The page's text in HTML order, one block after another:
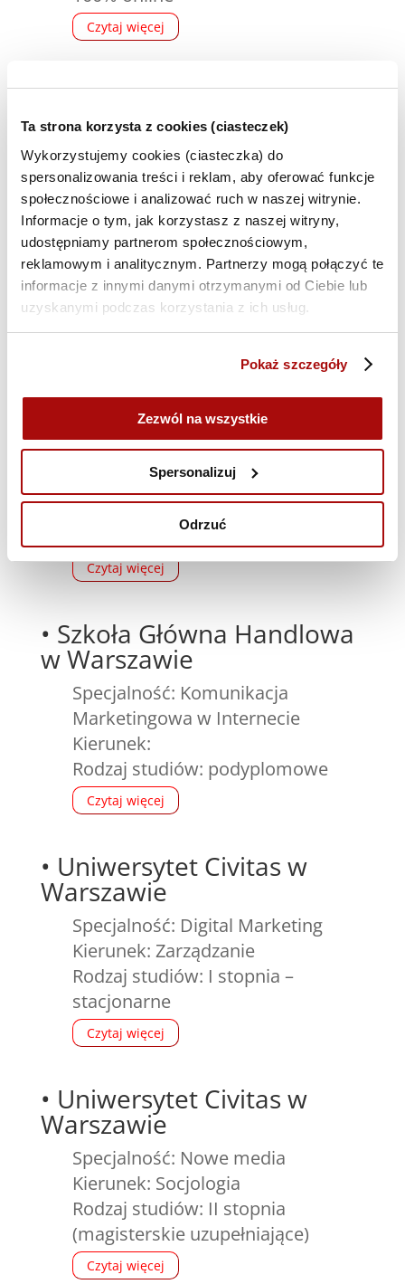
Ta strona korzysta z cookies (ciasteczek)
Wykorzystujemy cookies (ciasteczka) do
spersonalizowania treści i reklam, aby oferować funkcje
społecznościowe i analizować ruch w naszej witrynie.
Informacje o tym, jak korzystasz z naszej witryny,
udostępniamy partnerom społecznościowym,
reklamowym i analitycznym. Partnerzy mogą połączyć te
informacje z innymi danymi otrzymanymi od Ciebie lub
uzyskanymi podczas korzystania z ich usług.
Pokaż szczegóły
Zezwól na wszystkie
Spersonalizuj
Odrzuć
Czytaj więcej
•Uniwersytet Komisji
Edukacji Narodowej w
Krakowie
Specjalność:
Kierunek: Marketing i kreatywna
reklama
Rodzaj studiów: podyplomowe –
100% online
Czytaj więcej
Uniwersytet WSB Merito
Wrocław
Specjalność:
Masterclass
Rodzaj studiów: podyplomowe,
dwa semestry, niestacjonarne
Czytaj więcej
• Szkoła Główna Handlowa
w Warszawie
Specjalność: Komunikacja
Marketingowa w Internecie
Kierunek:
Rodzaj studiów: podyplomowe
Czytaj więcej
• Uniwersytet Civitas w
Warszawie
Specjalność: Digital Marketing
Kierunek: Zarządzanie
Rodzaj studiów: I stopnia –
stacjonarne
Czytaj więcej
• Uniwersytet Civitas w
Warszawie
Specjalność: Nowe media
Kierunek: Socjologia
Rodzaj studiów: II stopnia
(magisterskie uzupełniające)
Czytaj więcej